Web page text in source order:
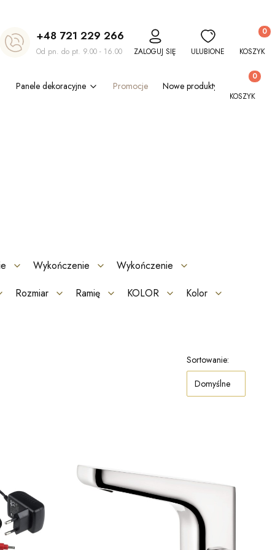
+48 721 229 266
Od pn. do pt. 9.00 - 16.00 ZALOGUJ SIĘ ULUBIONE KOSZYK
Panele dekoracyjne Promocje Nowe produkty
Produkty
KOSZYK
Wykończenie
Wykończenie
Rozmiar Ramię KOLOR
Kolor
Sortowanie:
Domyślne